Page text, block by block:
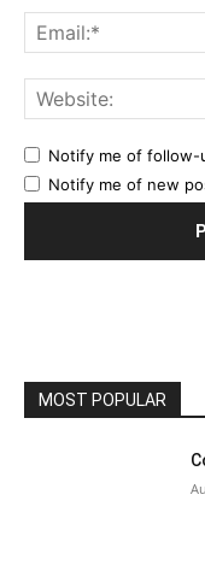
Notify me of follow-
Notify me of new
MOST POPULAR